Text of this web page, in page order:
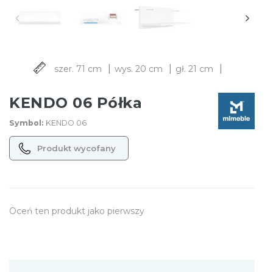
szer. 71 cm | wys. 20 cm | gł. 21 cm |
KENDO 06 Półka
Symbol: KENDO 06
Produkt wycofany
Oceń ten produkt jako pierwszy